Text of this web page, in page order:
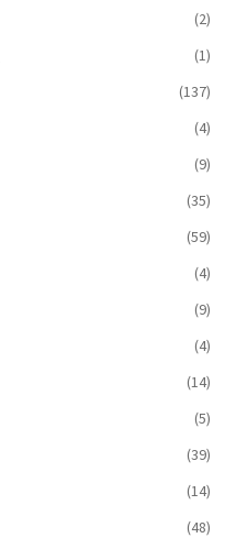
(2)
(1)
(137)
(4)
(9)
(35)
(59)
(4)
(9)
(4)
(14)
(5)
(39)
(14)
(48)